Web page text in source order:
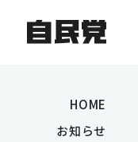
HOME
お知らせ